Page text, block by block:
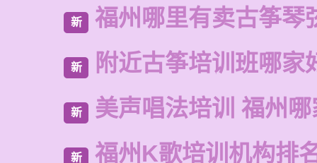
新 福州哪里有卖古筝琴
新 附近古筝培训班哪家
新 美声唱法培训 福州
新 福州K歌培训机构排